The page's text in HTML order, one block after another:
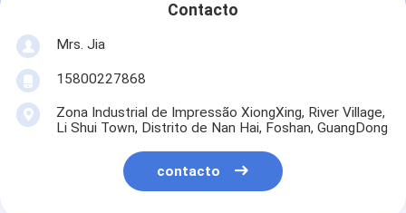
Contacto
Mrs. Jia
15800227868
Zona Industrial de Impressão XiongXing, River Village,
Li Shui Town, Distrito de Nan Hai, Foshan, GuangDong
contacto